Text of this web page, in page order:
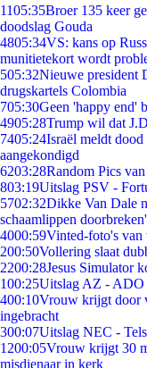
1105:35Broer 135 keer
doodslag Gouda
4805:34VS: kans op
munitietekort wordt
505:32Nieuwe president
drugskartels Colombia
705:30Geen 'happy end'
4905:28Trump wil dat
7405:24Israël meldt
aangekondigd
6203:28Random Pics
803:19Uitslag PSV -
5702:32Dikke Van Dale
schaamlippen doorbreken'
4000:59Vinted-foto's van
200:50Vollering slaat
2200:28Jesus Simulator
100:25Uitslag AZ - ADO
400:10Vrouw krijgt door
ingebracht
300:07Uitslag NEC -
1200:05Vrouw krijgt 30
misdienaar in kerk